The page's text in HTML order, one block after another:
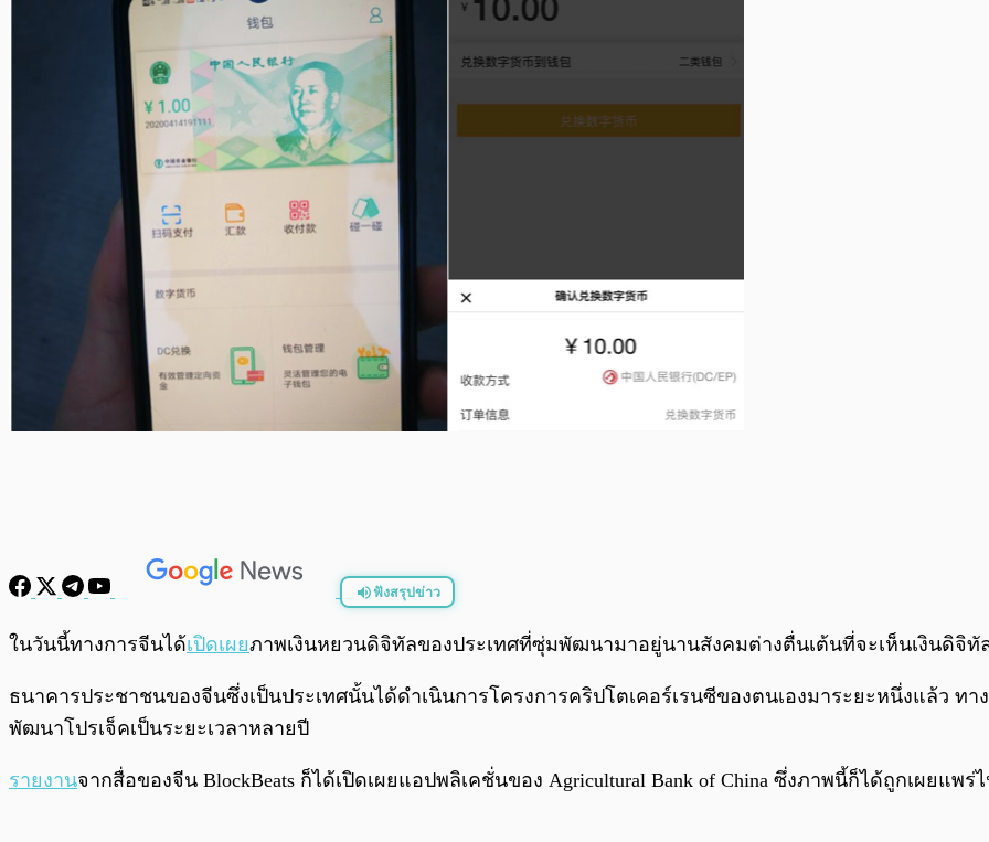
ฟังสรุปข่าว
พร้อมเล่น
ในวันนี้ทางการจีนได้เปิดเผยภาพเงินหยวนดิจิทัลของประเทศที่ซุ่มพัฒนามาอยู่นานสังคมต่างตื่นเต้นที่จะเห็นเงินดิจิทั
ธนาคารประชาชนของจีนซึ่งเป็นประเทศนั้นได้ดำเนินการโครงการคริปโตเคอร์เรนซีของตนเองมาระยะหนึ่งแล้ว ท
พัฒนาโปรเจ็คเป็นระยะเวลาหลายปี
รายงานจากสื่อของจีน BlockBeats ก็ได้เปิดเผยแอปพลิเคชั่นของ Agricultural Bank of China ซึ่งภาพนี้ก็ได้ถูกเผยแพร่